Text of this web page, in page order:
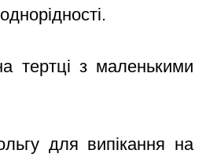
тертці з маленькими
для випікання на